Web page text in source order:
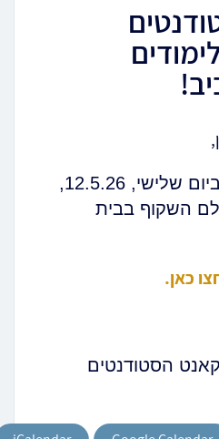
יום ההכוון יתקיים ביום שלישי, 12.5.26,
באולם השקוף בבית
כאן.
הסטודנטים